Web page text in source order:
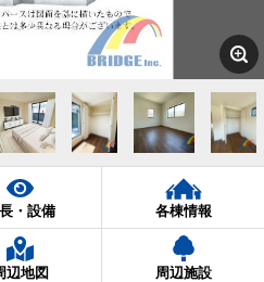
・設備 各棟情報
辺地図 周辺施設